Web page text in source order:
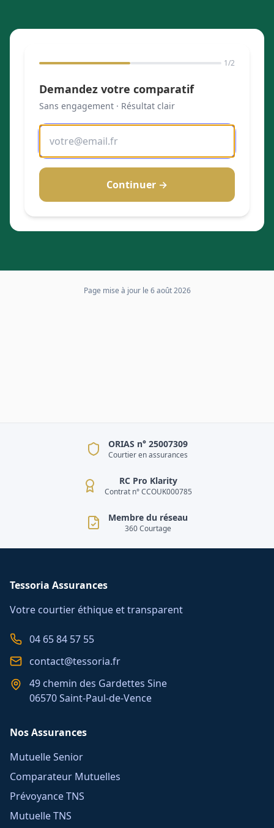
1/2
Demandez votre comparatif
Sans engagement · Résultat clair
Continuer →
Page mise à jour le 6 août 2026
ORIAS n° 25007309
Courtier en assurances
RC Pro Klarity
Contrat n° CCOUK000785
Membre du réseau
360 Courtage
Tessoria Assurances
Votre courtier éthique et transparent
04 65 84 57 55
contact@tessoria.fr
49 chemin des Gardettes Sine
06570 Saint-Paul-de-Vence
Nos Assurances
Mutuelle Senior
Comparateur Mutuelles
Prévoyance TNS
Mutuelle TNS